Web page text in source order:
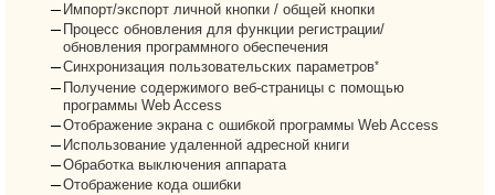
Импорт/экспорт личной кнопки / общей кнопки
Процесс обновления для функции регистрации/
обновления программного обеспечения
Синхронизация пользовательских параметров*
Получение содержимого веб-страницы с помощью
программы Web Access
Отображение экрана с ошибкой программы Web Access
Использование удаленной адресной книги
Обработка выключения аппарата
Отображение кода ошибки